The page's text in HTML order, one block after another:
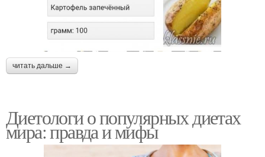
читать дальше →
Диетологи о популярных диетах
мира: правда и мифы